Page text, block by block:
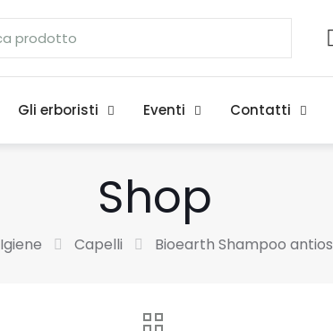
Gli erboristi Eventi Contatti
Shop
Igiene Capelli Bioearth Shampoo